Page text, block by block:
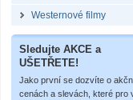
Westernové filmy
Sledujte AKCE a
UŠETŘETE!
Jako první se dozvíte o
cenách a slevách, které pro